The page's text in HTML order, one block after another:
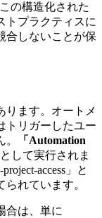
の構造化された
トプラクティスに
合しないことが保
ります。オートメ
トリガーしたユー
「Automation
して実行されま
access」と
れています。
合は、単に